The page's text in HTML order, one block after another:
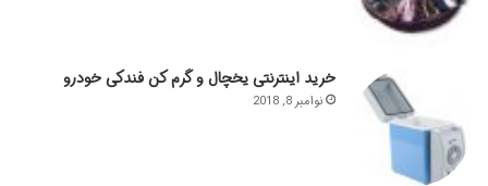
خرید اینترنتی یخچال و گرم کن فندکی خودرو
نوامبر 8, 2018